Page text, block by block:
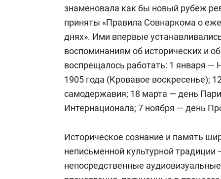
знаменовала как бы новый рубеж
приняты «Правила Совнаркома о
днях». Ими впервые
воспоминаниям об исторических и
воспрещалось работать: 1 января —
1905 года (Кровавое воскресенье);
самодержавия; 18 марта — день
Интернационала; 7 ноября — день
Историческое сознание и память
неписьменной культурной
непосредственные